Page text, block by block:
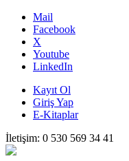
Mail
Facebook
X
Youtube
LinkedIn
Kayıt Ol
Giriş Yap
E-Kitaplar
İletişim: 0 530 569 34 41